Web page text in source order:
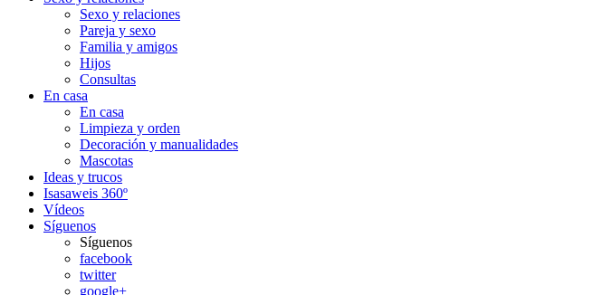
Sexo y relaciones
Pareja y sexo
Familia y amigos
Hijos
Consultas
En casa
En casa
Limpieza y orden
Decoración y manualidades
Mascotas
Ideas y trucos
Isasaweis 360º
Vídeos
Síguenos
Síguenos
facebook
twitter
google+